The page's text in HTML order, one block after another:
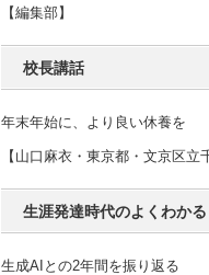
【編集部】
校長講話
年末年始に、より良い休養を
【山口麻衣・東京都・文京区立
生涯発達時代のよくわか
生成AIとの2年間を振り返る